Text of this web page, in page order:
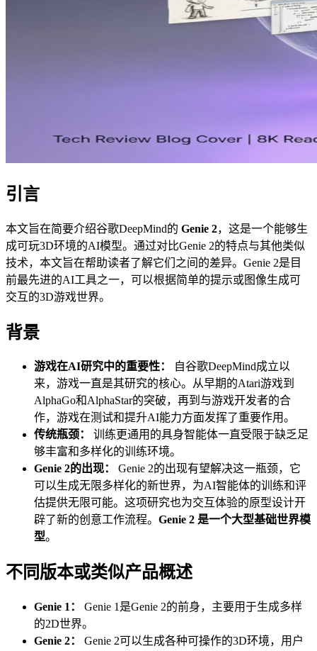
引言
本文旨在简要介绍谷歌DeepMind的 Genie 2，这是一个能够生
成可玩3D环境的AI模型。通过对比Genie 2的特点与其他类似
技术，本文旨在帮助读者了解它们之间的差异。Genie 2是目
前最先进的AI工具之一，可以根据简单的提示或图像生成可
交互的3D游戏世界。
背景
游戏在AI研究中的重要性：
自谷歌DeepMind成立以
来，游戏一直是其研究的核心。从早期的Atari游戏到
AlphaGo和AlphaStar的突破，再到与游戏开发者的合
作，游戏在测试和提升AI能力方面发挥了重要作用。
传统瓶颈：
训练更通用的具身智能体一直受限于缺乏足
够丰富和多样化的训练环境。
Genie 2的出现：
Genie 2的出现有望解决这一瓶颈，它
可以生成无限多样化的新世界，为AI智能体的训练和评
估提供无限可能。这项研究也为交互体验的原型设计开
辟了新的创意工作流程。 Genie 2 是一个大型基础世界模
型。
不同版本或类似产品概述
Genie 1：
Genie 1是Genie 2的前身，主要用于生成多样
的2D世界。
Genie 2：
Genie 2可以生成各种可操作的3D环境，用户